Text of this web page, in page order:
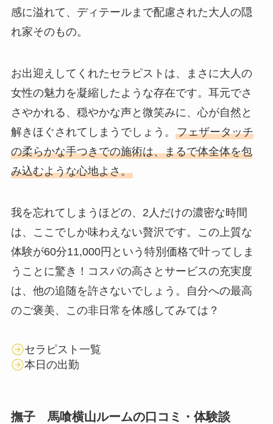
感に溢れて、ディテールまで配慮された大人の隠
れ家そのもの。
お出迎えしてくれたセラピストは、まさに大人の
女性の魅力を凝縮したような存在です。耳元でさ
さやかれる、穏やかな声と微笑みに、心が自然と
解きほぐされてしまうでしょう。 フェザータッチ
の柔らかな手つきでの施術は、まるで体全体を包
み込むような心地よさ。
我を忘れてしまうほどの、2人だけの濃密な時間
は、ここでしか味わえない贅沢です。この上質な
体験が60分11,000円という特別価格で叶ってしま
うことに驚き！コスパの高さとサービスの充実度
は、他の追随を許さないでしょう。自分への最高
のご褒美、この非日常を体感してみては？
セラピスト一覧
本日の出勤
撫子 馬喰横山ルームの口コミ・体験談